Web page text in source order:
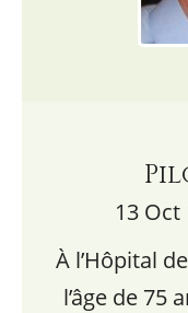
13 Oct
À l’Hôpital
l’âge de 75